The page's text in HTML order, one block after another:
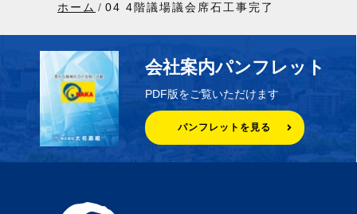
ホーム 04 4階議場議会席石工事完了
会社案内パンフレット
PDF版をご覧いただけます
パンフレットを見る